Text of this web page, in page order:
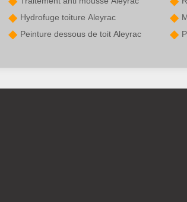
Hydrofuge toiture Aleyrac
Peinture dessous de toit Aleyrac